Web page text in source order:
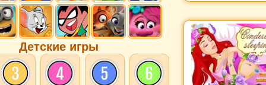
Детские игры